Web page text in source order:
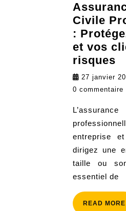
Civile
:
et vos
risques
:
et
27 janvier
0 commentaire
entreprise
dirigez une
taille ou
essentiel de
READ MORE